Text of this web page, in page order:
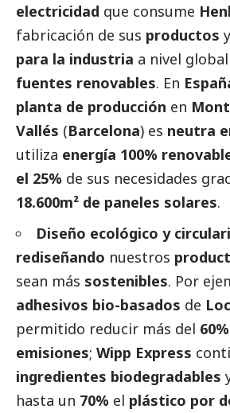
electricidad que consume
fabricación de sus productos y
para la industria a nivel
fuentes renovables. En
planta de producción en
Vallés (Barcelona) es neutra
utiliza energía 100%
el 25% de sus necesidades
18.600m² de paneles solares.
Diseño ecológico y
rediseñando nuestros
sean más sostenibles. Por
adhesivos bio-basados de
permitido reducir más del 60%
emisiones; Wipp Express
ingredientes biodegradables
hasta un 70% el plástico por